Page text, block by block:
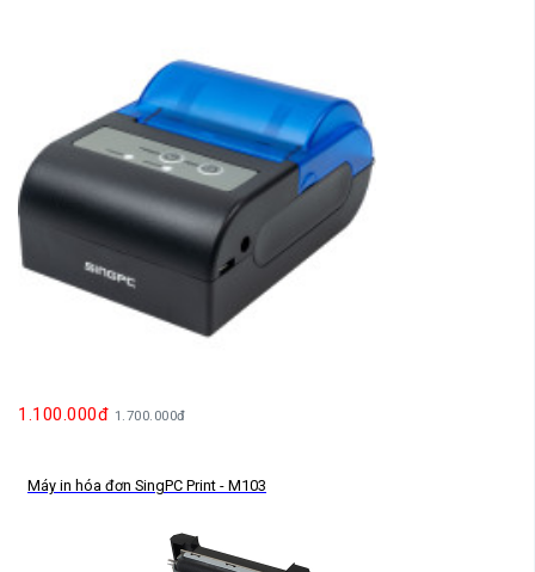
1.100.000đ 1.700.000đ
Máy in hóa đơn SingPC Print - M103